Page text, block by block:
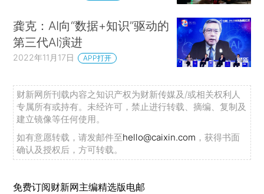
龚克：AI向“数据+知识”驱动的
第三代AI演进
2022年11月17日 APP打开
财新网所刊载内容之知识产权为财新传媒及/或相关权利人
专属所有或持有。未经许可，禁止进行转载、摘编、复制及
建立镜像等任何使用。
如有意愿转载，请发邮件至hello@caixin.com ，获得书面
确认及授权后，方可转载。
免费订阅财新网主编精选版电邮